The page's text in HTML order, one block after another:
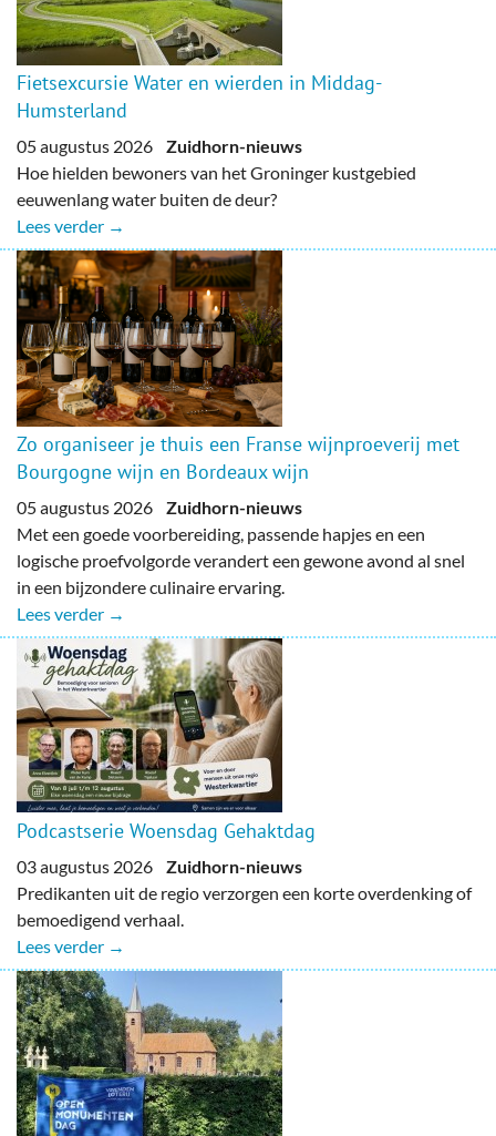
Fietsexcursie Water en wierden in Middag-
Humsterland
05 augustus 2026 Zuidhorn-nieuws
Hoe hielden bewoners van het Groninger kustgebied
eeuwenlang water buiten de deur?
Lees verder →
Zo organiseer je thuis een Franse wijnproeverij met
Bourgogne wijn en Bordeaux wijn
05 augustus 2026 Zuidhorn-nieuws
Met een goede voorbereiding, passende hapjes en een
logische proefvolgorde verandert een gewone avond al snel
in een bijzondere culinaire ervaring.
Lees verder →
Podcastserie Woensdag Gehaktdag
03 augustus 2026 Zuidhorn-nieuws
Predikanten uit de regio verzorgen een korte overdenking of
bemoedigend verhaal.
Lees verder →